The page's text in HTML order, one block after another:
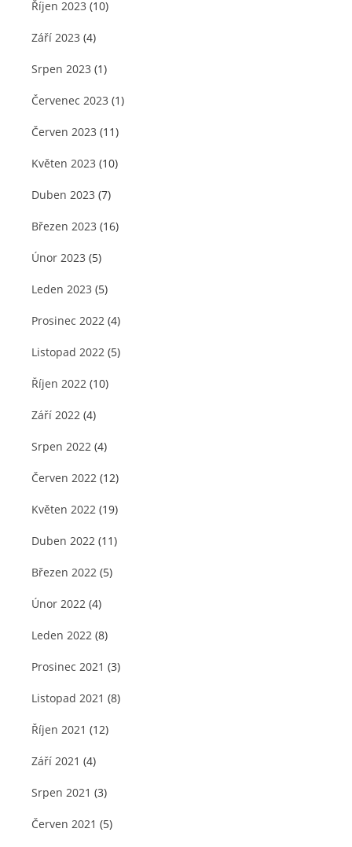
Říjen 2023 (10)
Září 2023 (4)
Srpen 2023 (1)
Červenec 2023 (1)
Červen 2023 (11)
Květen 2023 (10)
Duben 2023 (7)
Březen 2023 (16)
Únor 2023 (5)
Leden 2023 (5)
Prosinec 2022 (4)
Listopad 2022 (5)
Říjen 2022 (10)
Září 2022 (4)
Srpen 2022 (4)
Červen 2022 (12)
Květen 2022 (19)
Duben 2022 (11)
Březen 2022 (5)
Únor 2022 (4)
Leden 2022 (8)
Prosinec 2021 (3)
Listopad 2021 (8)
Říjen 2021 (12)
Září 2021 (4)
Srpen 2021 (3)
Červen 2021 (5)